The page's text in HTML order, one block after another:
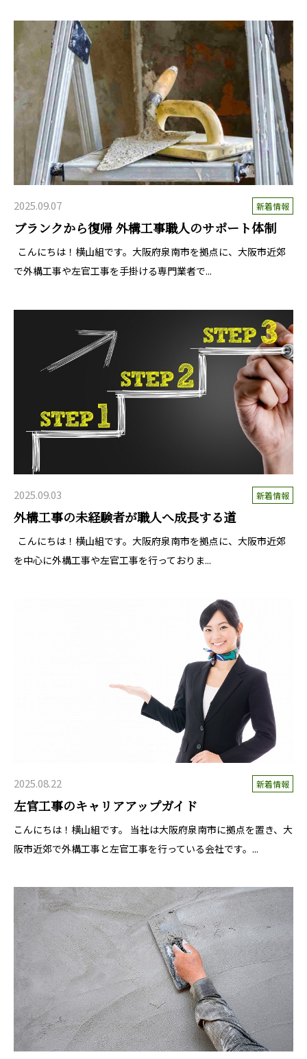
2025.09.07 新着情報
ブランクから復帰 外構工事職人のサポート体制
こんにちは！横山組です。大阪府泉南市を拠点に、大阪市近郊
で外構工事や左官工事を手掛ける専門業者で...
2025.09.03 新着情報
外構工事の未経験者が職人へ成長する道
こんにちは！横山組です。大阪府泉南市を拠点に、大阪市近郊
を中心に外構工事や左官工事を行っておりま...
2025.08.22 新着情報
左官工事のキャリアアップガイド
こんにちは！横山組です。 当社は大阪府泉南市に拠点を置き、大
阪市近郊で外構工事と左官工事を行っている会社です。...